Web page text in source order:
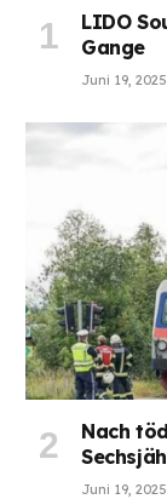
LIDO
Gange
Juni 19, 2025
Nach
Juni 19, 2025